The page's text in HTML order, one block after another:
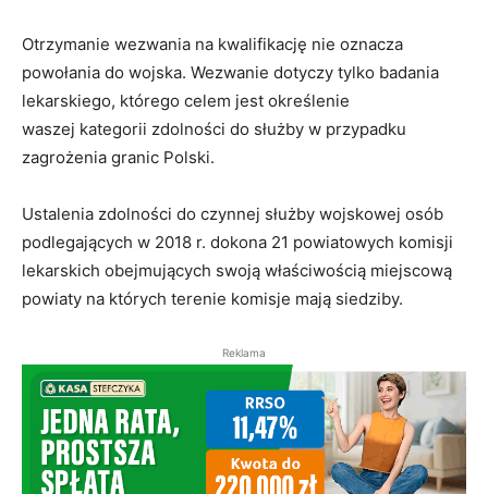
Otrzymanie wezwania na kwalifikację nie oznacza
powołania do wojska. Wezwanie dotyczy tylko badania
lekarskiego, którego celem jest określenie
waszej kategorii zdolności do służby w przypadku
zagrożenia granic Polski.
Ustalenia zdolności do czynnej służby wojskowej osób
podlegających w 2018 r. dokona 21 powiatowych komisji
lekarskich obejmujących swoją właściwością miejscową
powiaty na których terenie komisje mają siedziby.
Reklama